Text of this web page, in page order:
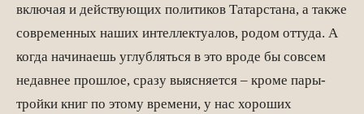
включая и действующих политиков Татарстана, а также
современных наших интеллектуалов, родом оттуда. А
когда начинаешь углубляться в это вроде бы совсем
недавнее прошлое, сразу выясняется – кроме пары-
тройки книг по этому времени, у нас хороших